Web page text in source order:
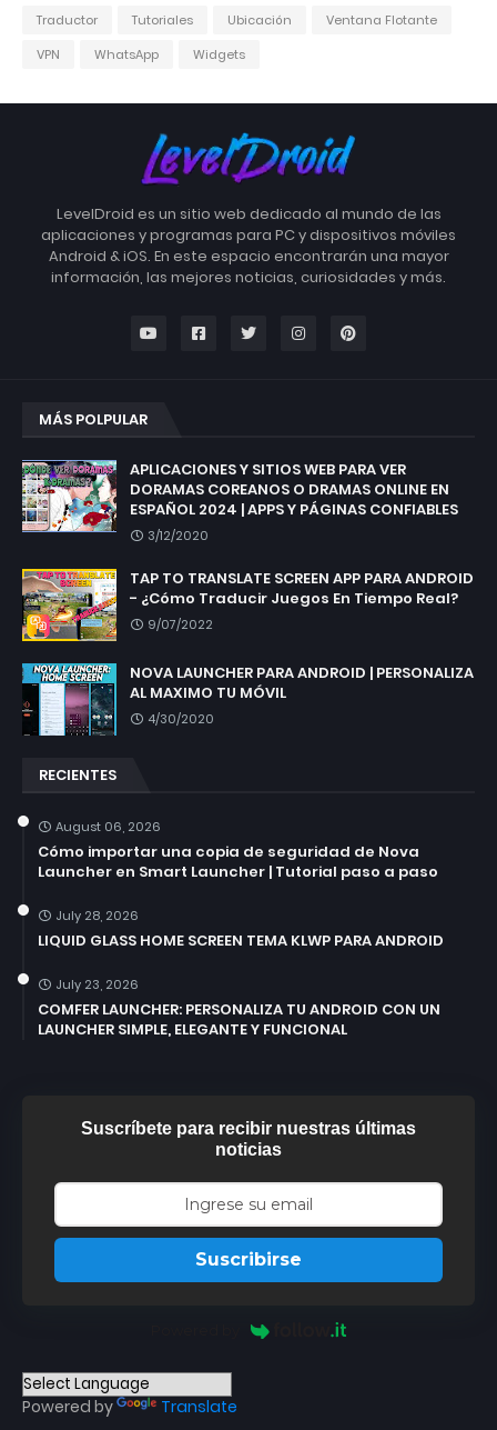
Traductor
Tutoriales Ubicación
Ventana Flotante
VPN
WhatsApp Widgets
LevelDroid es un sitio web dedicado al mundo de las
aplicaciones y programas para PC y dispositivos móviles
Android & iOS. En este espacio encontrarán una mayor
información, las mejores noticias, curiosidades y más.
MÁS POLPULAR
APLICACIONES Y SITIOS WEB PARA VER
DORAMAS COREANOS O DRAMAS ONLINE EN
ESPAÑOL 2024 | APPS Y PÁGINAS CONFIABLES
3/12/2020
TAP TO TRANSLATE SCREEN APP PARA ANDROID
- ¿Cómo Traducir Juegos En Tiempo Real?
9/07/2022
NOVA LAUNCHER PARA ANDROID | PERSONALIZA
AL MAXIMO TU MÓVIL
4/30/2020
RECIENTES
August 06, 2026
Cómo importar una copia de seguridad de Nova
Launcher en Smart Launcher | Tutorial paso a paso
July 28, 2026
LIQUID GLASS HOME SCREEN TEMA KLWP PARA ANDROID
July 23, 2026
COMFER LAUNCHER: PERSONALIZA TU ANDROID CON UN
LAUNCHER SIMPLE, ELEGANTE Y FUNCIONAL
Suscríbete para recibir nuestras últimas
noticias
Suscribirse
Powered by Translate